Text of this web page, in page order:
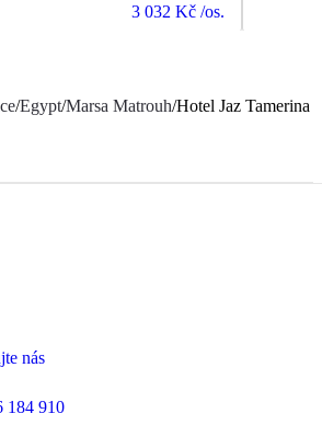
3 032 Kč /os.
/Egypt/Marsa Matrouh/Hotel Jaz Tamerina
nás
184 910